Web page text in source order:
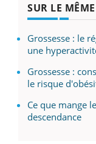
SUR LE
Grossesse : le
une
Grossesse :
le risque
Ce que mange
descendance